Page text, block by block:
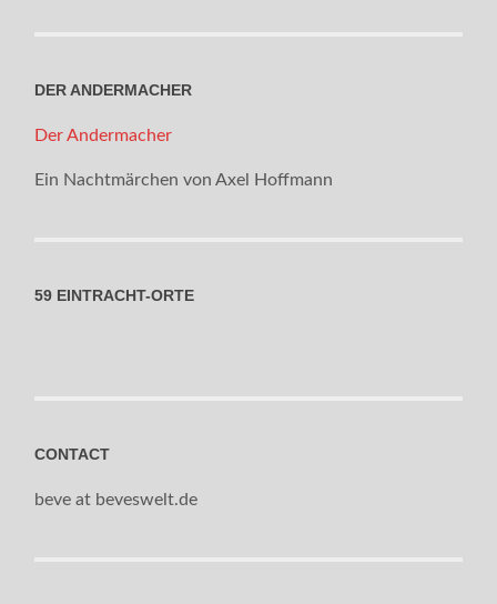
DER ANDERMACHER
Der Andermacher
Ein Nachtmärchen von Axel Hoffmann
59 EINTRACHT-ORTE
CONTACT
beve at beveswelt.de